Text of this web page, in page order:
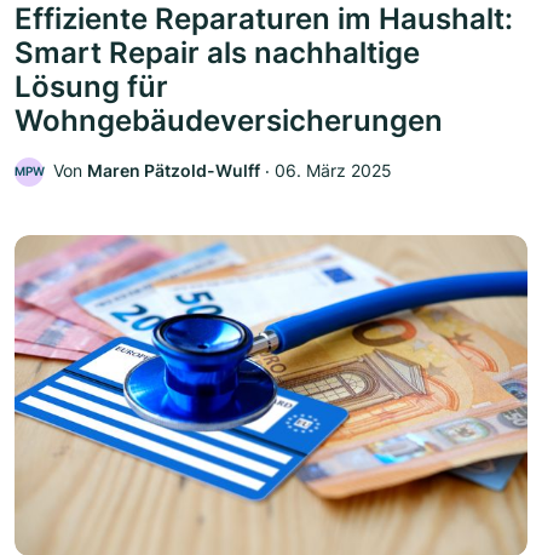
Effiziente Reparaturen im Haushalt:
Smart Repair als nachhaltige
Lösung für
Wohngebäudeversicherungen
MPW Von Maren Pätzold-Wulff ‧ 06. März 2025